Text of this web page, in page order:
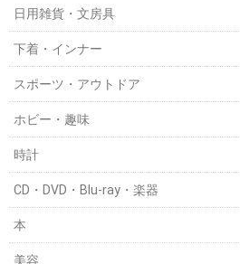
日用雑貨・文房具
下着・インナー
スポーツ・アウトドア
ホビー・趣味
時計
CD・DVD・Blu-ray・楽器
本
美容